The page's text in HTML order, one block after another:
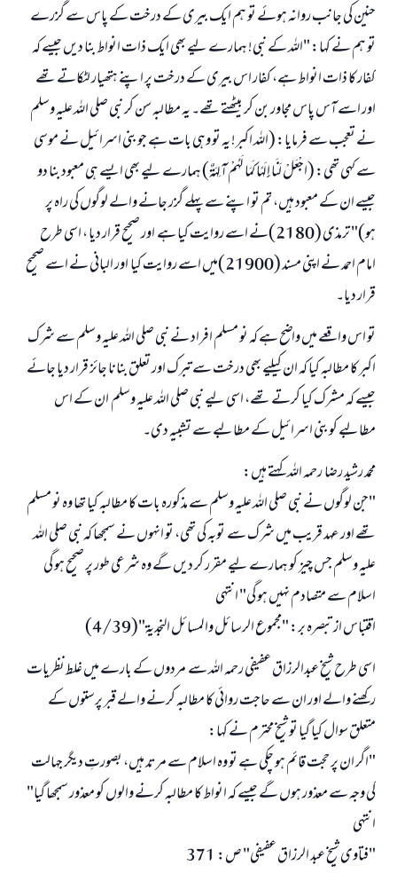
حنین کی جانب روانہ ہوئے تو ہم ایک بیری کے درخت کے پاس سے گزرے
تو ہم نے کہا: "اللہ کے نبی! ہمارے لیے بھی ایک ذات انواط بنا دیں جیسے کہ
کفار کا ذات انواط ہے، کفار اس بیری کے درخت پر اپنے ہتھیار لٹکاتے تھے
اور اسے آس پاس مجاور بن کر بیٹھتے تھے۔ یہ مطالبہ سن کر نبی صلی اللہ علیہ وسلم
نے تعجب سے فرمایا: (اللہ اکبر! یہ تو وہی بات ہے جو بنی اسرائیل نے موسی
سے کہی تھی: (اجْعَلْ لَنَا إِلَهًا كَمَا لَهُمْ آلِهَةٌ) ہمارے لیے بھی ایسے ہی معبود بنا دو
جیسے ان کے معبود ہیں، تم تو اپنے سے پہلے گزر جانے والے لوگوں کی راہ پر
ہو)" ترمذی (2180)نے اسے روایت کیا ہے اور صحیح قرار دیا ، اسی طرح
امام احمد نے اپنی مسند (21900)میں اسے روایت کیا اور البانی نے اسے صحیح
قرار دیا۔
تو اس واقعے میں واضح ہے کہ نو مسلم افراد نے نبی صلی اللہ علیہ وسلم سے شرک
اکبر کا مطالبہ کیا کہ ان کیلیے بھی درخت سے تبرک اور تعلق بنانا جائز قرار دیا جائے
جیسے کہ مشرک کیا کرتے تھے، اسی لیے نبی صلی اللہ علیہ وسلم ان کے اس
مطالبے کو بنی اسرائیل کے مطالبے سے تشبیہ دی۔
محمد رشید رضا رحمہ اللہ کہتے ہیں:
"جن لوگوں نے نبی صلی اللہ علیہ وسلم سے مذکورہ بات کا مطالبہ کیا تھا وہ نو مسلم
تھے اور عہد قریب میں شرک سے توبہ کی تھی، تو انہوں نے سمجھا کہ نبی صلی اللہ
علیہ وسلم جس چیز کو ہمارے لیے مقرر کر دیں گے وہ شرعی طور پر صحیح ہو گی
اسلام سے متصادم نہیں ہو گی" انتہی
اقتباس از تبصرہ بر: "مجموع الرسائل والمسائل النجدية"(4/39)
اسی طرح شیخ عبدالرزاق عفیفی رحمہ اللہ سے مردوں کے بارے میں غلط نظریات
رکھنے والے اور ان سے حاجت روائی کا مطالبہ کرنے والے قبر پرستوں کے
متعلق سوال کیا گیا تو شیخ محترم نے کہا:
"اگر ان پر حجت قائم ہو چکی ہے تو وہ اسلام سے مرتد ہیں، بصورتِ دیگر جہالت
کی وجہ سے معذور ہوں گے جیسے کہ انواط کا مطالبہ کرنے والوں کو معذور سمجھا گیا"
انتہی
"فتاوى شیخ عبد الرزاق عفیفی" ص: 371